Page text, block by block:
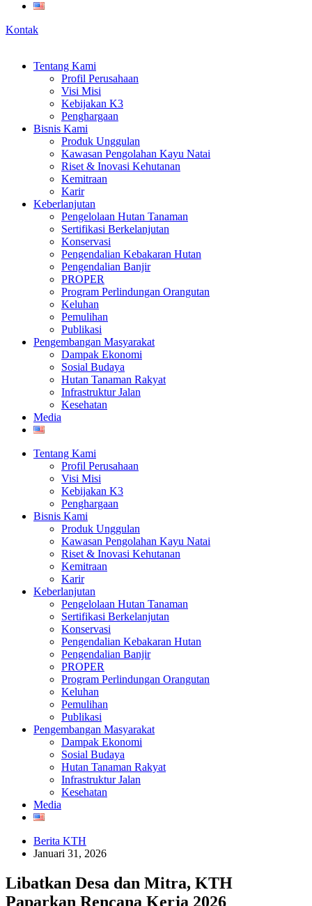
Kontak
Tentang Kami
Profil Perusahaan
Visi Misi
Kebijakan K3
Penghargaan
Bisnis Kami
Produk Unggulan
Kawasan Pengolahan Kayu Natai
Riset & Inovasi Kehutanan
Kemitraan
Karir
Keberlanjutan
Pengelolaan Hutan Tanaman
Sertifikasi Berkelanjutan
Konservasi
Pengendalian Kebakaran Hutan
Pengendalian Banjir
PROPER
Program Perlindungan Orangutan
Keluhan
Pemulihan
Publikasi
Pengembangan Masyarakat
Dampak Ekonomi
Sosial Budaya
Hutan Tanaman Rakyat
Infrastruktur Jalan
Kesehatan
Media
Tentang Kami
Profil Perusahaan
Visi Misi
Kebijakan K3
Penghargaan
Bisnis Kami
Produk Unggulan
Kawasan Pengolahan Kayu Natai
Riset & Inovasi Kehutanan
Kemitraan
Karir
Keberlanjutan
Pengelolaan Hutan Tanaman
Sertifikasi Berkelanjutan
Konservasi
Pengendalian Kebakaran Hutan
Pengendalian Banjir
PROPER
Program Perlindungan Orangutan
Keluhan
Pemulihan
Publikasi
Pengembangan Masyarakat
Dampak Ekonomi
Sosial Budaya
Hutan Tanaman Rakyat
Infrastruktur Jalan
Kesehatan
Media
Berita KTH
Januari 31, 2026
Libatkan Desa dan Mitra, KTH
Paparkan Rencana Kerja 2026